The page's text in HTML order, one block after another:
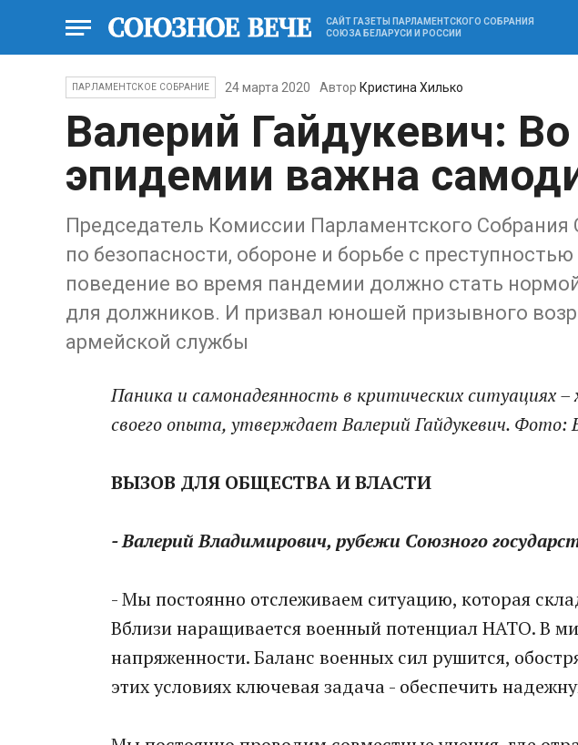
САЙТ ГАЗЕТЫ ПАРЛАМЕНТСКОГО СОБРАНИЯ
СОЮЗА БЕЛАРУСИ И РОССИИ
ПАРЛАМЕНТСКОЕ СОБРАНИЕ 24 марта 2020 Автор Кристина Хилько
Валерий Гайдукевич:
эпидемии важна
Председатель Комиссии Парламентского Собрания
по безопасности, обороне и борьбе с преступностью
поведение во время пандемии должно стать
для должников. И призвал юношей призывного
армейской службы
Паника и самонадеянность в критических ситуациях –
своего опыта, утверждает Валерий Гайдукевич. Фото:
ВЫЗОВ ДЛЯ ОБЩЕСТВА И ВЛАСТИ
- Валерий Владимирович, рубежи Союзного
- Мы постоянно отслеживаем ситуацию, которая
Вблизи наращивается военный потенциал НАТО. В
напряженности. Баланс военных сил рушится,
этих условиях ключевая задача - обеспечить